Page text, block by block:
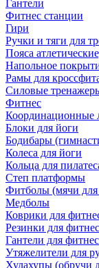
Гантели
Фитнес станции
Гири
Ручки и тяги для
Пояса
Напольное
Рамы для
Силовые
Фитнес
Координационные
Блоки для йоги
Бодибары
Колеса для йоги
Кольца для
Степ платформы
Фитболы (мячи для
Медболы
Коврики для
Резинки для
Гантели для
Утяжелители для
Хулахупы (обручи